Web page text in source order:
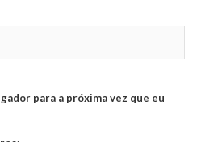
para a próxima vez que eu